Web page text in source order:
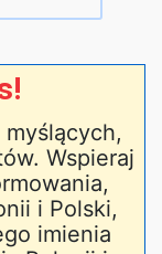
Wspieraj
i Polski,
imienia